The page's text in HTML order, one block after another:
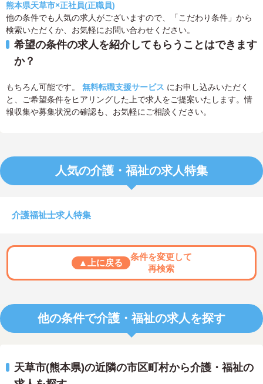
熊本県天草市×正社員(正職員)
他の条件でも人気の求人がございますので、「こだわり条件」から
検索いただくか、お気軽にお問い合わせください。
希望の条件の求人を紹介してもらうことはできます
か？
もちろん可能です。 無料転職支援サービス にお申し込みいただく
と、ご希望条件をヒアリングした上で求人をご提案いたします。情
報収集や募集状況の確認も、お気軽にご相談ください。
人気の介護・福祉の求人特集
介護福祉士求人特集
▲上に戻る
条件を変更して
再検索
他の条件で介護・福祉の求人を探す
天草市(熊本県)の近隣の市区町村から介護・福祉の